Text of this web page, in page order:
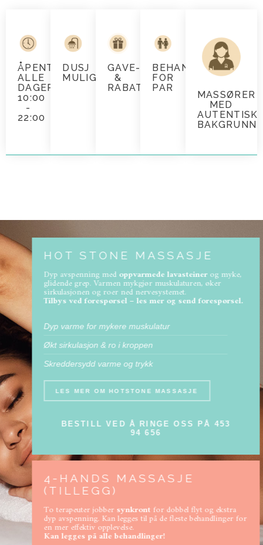
ÅPENT
ALLE
DAGER
10:00
-
22:00
DUSJ
MULIGHETER
GAVE-
&
RABATTKORT
BEHANDLING
FOR
PAR
MASSØRER
MED
AUTENTISK
BAKGRUNN
HOT STONE MASSASJE
Dyp avspenning medoppvarmede lavasteinerog myke,
glidende grep. Varmen mykgjør muskulaturen, øker
sirkulasjonen og roer ned nervesystemet.
Tilbys ved forespørsel – les mer og send forespørsel.
Dyp varme for mykere muskulatur
Økt sirkulasjon & ro i kroppen
Skreddersydd varme og trykk
LES MER OM HOTSTONE MASSASJE
BESTILL VED Å RINGE OSS PÅ 453
94 656
4-HANDS MASSASJE
(TILLEGG)
To terapeuter jobbersynkrontfor dobbel flyt og ekstra
dyp avspenning. Kan legges til på de fleste behandlinger for
en mer effektiv opplevelse.
Kan legges på alle behandlinger!